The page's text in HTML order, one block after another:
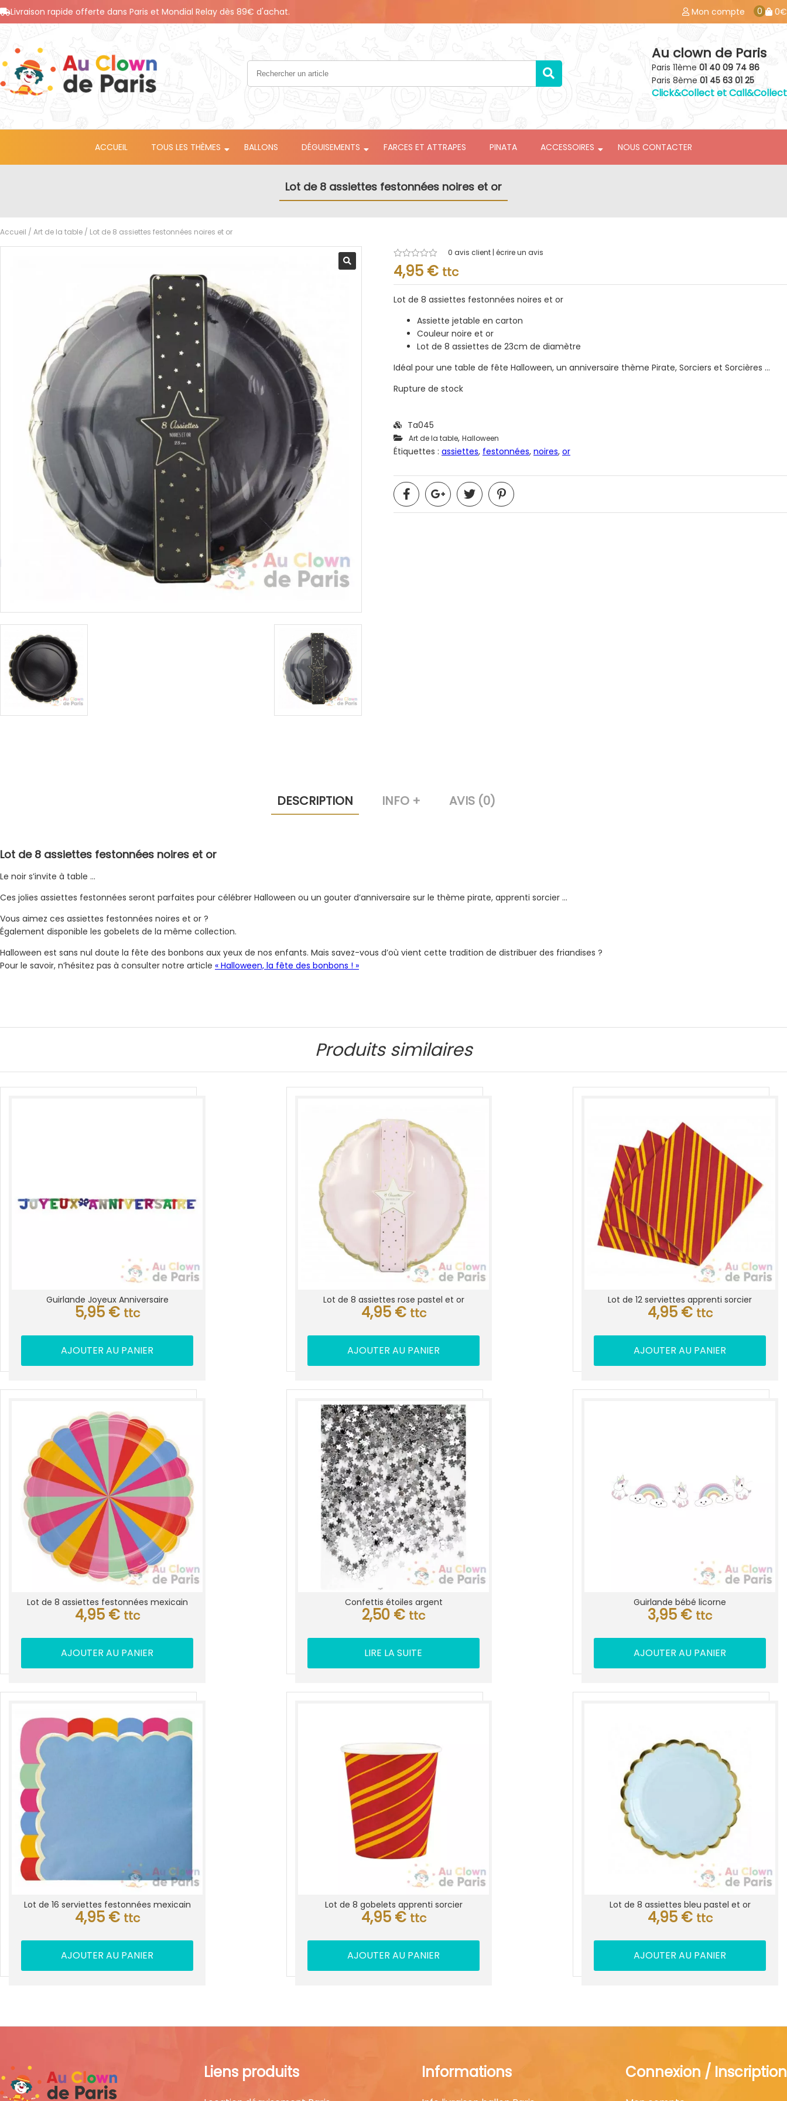
Livraison rapide offerte dans Paris et Mondial Relay dès 89€ d'achat. Mon compte 0 0€
Au clown de Paris
Paris 11ème 01 40 09 74 86
Paris 8ème 01 45 63 01 25
Click&Collect et Call&Collect
ACCUEIL TOUS LES THÈMES BALLONS DÉGUISEMENTS FARCES ET ATTRAPES PINATA ACCESSOIRES NOUS CONTACTER
Lot de 8 assiettes festonnées noires et or
Accueil / Art de la table / Lot de 8 assiettes festonnées noires et or
Note
0.001
0 avis client | écrire un avis
4,95 € ttc
Lot de 8 assiettes festonnées noires et or
Assiette jetable en carton
Couleur noire et or
Lot de 8 assiettes de 23cm de diamètre
Idéal pour une table de fête Halloween, un anniversaire thème Pirate, Sorciers et Sorcières …
Rupture de stock
Ta045
Art de la table, Halloween
Étiquettes : assiettes, festonnées, noires, or
DESCRIPTION INFO + AVIS (0)
Lot de 8 assiettes festonnées noires et or
Le noir s’invite à table …
Ces jolies assiettes festonnées seront parfaites pour célébrer Halloween ou un gouter d’anniversaire sur le thème pirate, apprenti sorcier …
Vous aimez ces assiettes festonnées noires et or ?
Également disponible les gobelets de la même collection.
Halloween est sans nul doute la fête des bonbons aux yeux de nos enfants. Mais savez-vous d’où vient cette tradition de distribuer des friandises ?
Pour le savoir, n’hésitez pas à consulter notre article « Halloween, la fête des bonbons ! »
Produits similaires
Guirlande Joyeux Anniversaire
5,95 € ttc
AJOUTER AU PANIER
Lot de 8 assiettes rose pastel et or
4,95 € ttc
AJOUTER AU PANIER
Lot de 12 serviettes apprenti sorcier
4,95 € ttc
AJOUTER AU PANIER
Lot de 8 assiettes festonnées mexicain
4,95 € ttc
AJOUTER AU PANIER
Confettis étoiles argent
2,50 € ttc
LIRE LA SUITE
Guirlande bébé licorne
3,95 € ttc
AJOUTER AU PANIER
Lot de 16 serviettes festonnées mexicain
4,95 € ttc
AJOUTER AU PANIER
Lot de 8 gobelets apprenti sorcier
4,95 € ttc
AJOUTER AU PANIER
Lot de 8 assiettes bleu pastel et or
4,95 € ttc
AJOUTER AU PANIER
Liens produits Informations Connexion / Inscription